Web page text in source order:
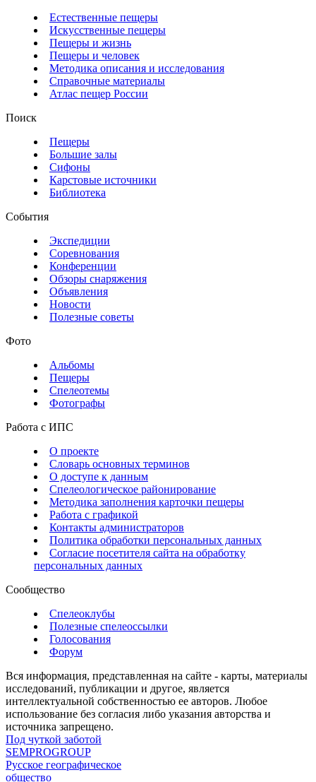
Естественные пещеры
Искусственные пещеры
Пещеры и жизнь
Пещеры и человек
Методика описания и исследования
Справочные материалы
Атлас пещер России
Поиск
Пещеры
Большие залы
Сифоны
Карстовые источники
Библиотека
События
Экспедиции
Соревнования
Конференции
Обзоры снаряжения
Объявления
Новости
Полезные советы
Фото
Альбомы
Пещеры
Спелеотемы
Фотографы
Работа с ИПС
О проекте
Словарь основных терминов
О доступе к данным
Спелеологическое районирование
Методика заполнения карточки пещеры
Работа с графикой
Контакты администраторов
Политика обработки персональных данных
Согласие посетителя сайта на обработку
персональных данных
Сообщество
Спелеоклубы
Полезные спелеоссылки
Голосования
Форум
Вся информация, представленная на сайте - карты, материалы
исследований, публикации и другое, является
интеллектуальной собственностью ее авторов. Любое
использование без согласия либо указания авторства и
источника запрещено.
Под чуткой заботой
SEMPROGROUP
Русское географическое
общество